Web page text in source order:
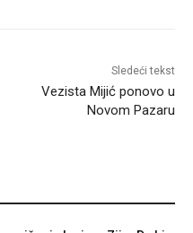
Sledeći tekst
Vezista Mijić ponovo u
Novom Pazaru